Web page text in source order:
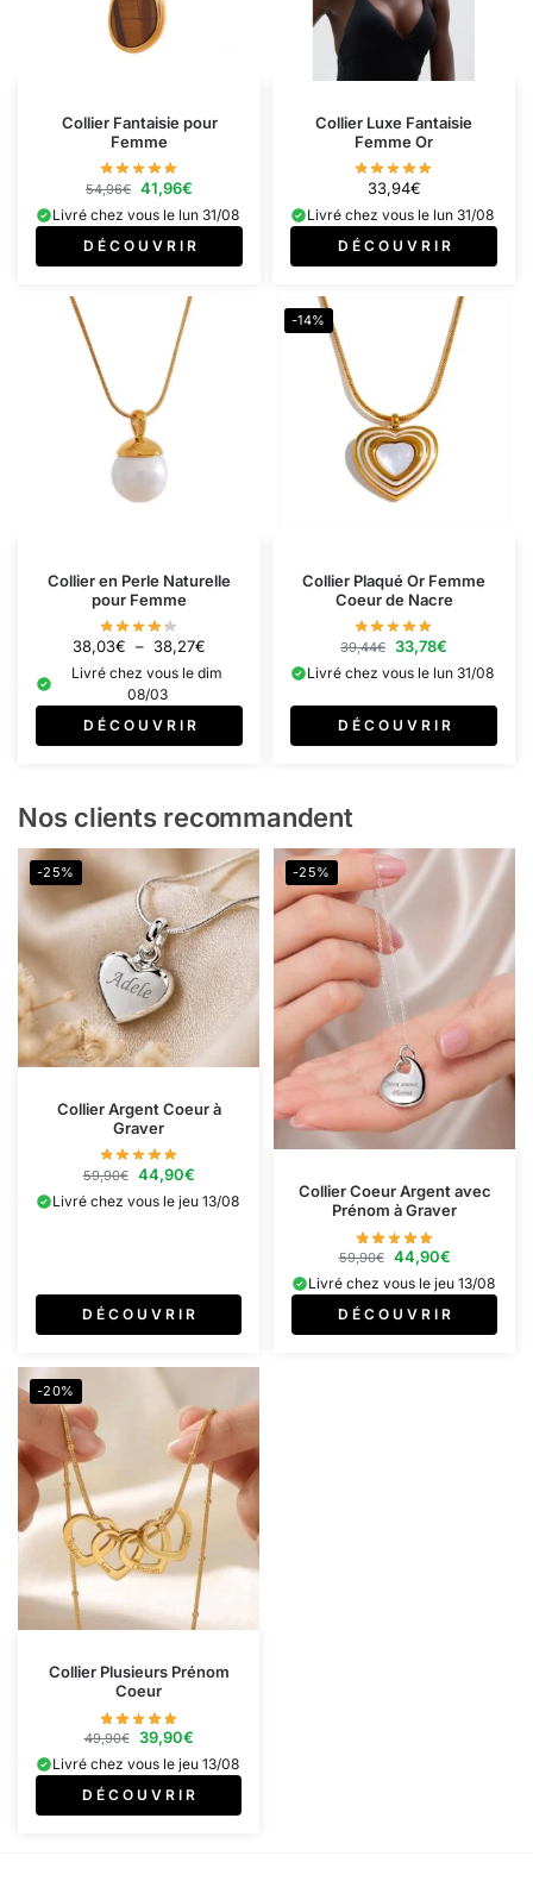
Collier Fantaisie pour
Femme
54,96€ 41,96€
Livré chez vous le lun 31/08
D É C O U V R I R
Collier Luxe Fantaisie
Femme Or
33,94€
Livré chez vous le lun 31/08
D É C O U V R I R
Collier en Perle Naturelle
pour Femme
38,03€ – 38,27€
Livré chez vous le dim
08/03
D É C O U V R I R
-14%
Collier Plaqué Or Femme
Coeur de Nacre
39,44€ 33,78€
Livré chez vous le lun 31/08
D É C O U V R I R
Nos clients recommandent
-25%
Collier Argent Coeur à
Graver
59,90€ 44,90€
Livré chez vous le jeu 13/08
D É C O U V R I R
-25%
Collier Coeur Argent avec
Prénom à Graver​
59,90€ 44,90€
Livré chez vous le jeu 13/08
D É C O U V R I R
-20%
Collier Plusieurs Prénom
Coeur
49,90€ 39,90€
Livré chez vous le jeu 13/08
D É C O U V R I R